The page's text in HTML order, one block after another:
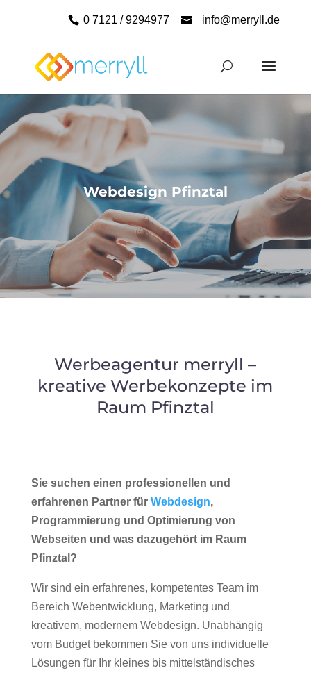
0 7121 / 9294977 info@merryll.de
Webdesign Pfinztal
Werbeagentur merryll –
kreative Werbekonzepte im
Raum Pfinztal
Sie suchen einen professionellen und
erfahrenen Partner für Webdesign,
Programmierung und Optimierung von
Webseiten und was dazugehört im Raum
Pfinztal?
Wir sind ein erfahrenes, kompetentes Team im
Bereich Webentwicklung, Marketing und
kreativem, modernem Webdesign. Unabhängig
vom Budget bekommen Sie von uns individuelle
Lösungen für Ihr kleines bis mittelständisches